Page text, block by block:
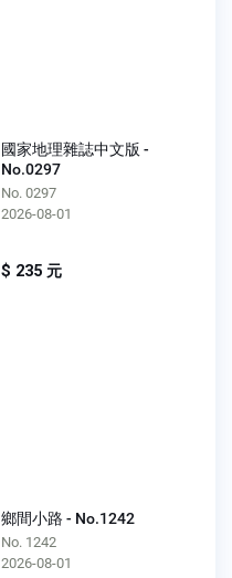
國家地理雜誌中文版 -
No.0297
No. 0297
2026-08-01
$ 235 元
鄉間小路 - No.1242
No. 1242
2026-08-01